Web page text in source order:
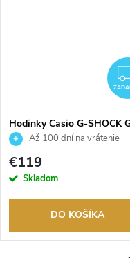
Hodinky Casio G-SHOCK
700BCE-1AER
Až 100 dní na vrátenie
tovaru. Autorizovaný predajca.
€119
Skladom
DO KOŠÍKA